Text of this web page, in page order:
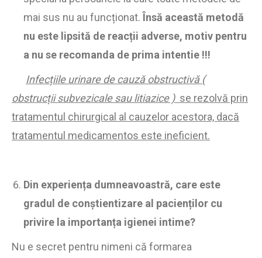
mai sus nu au funcționat.Însă această metodă
nu este lipsită de reacții adverse, motiv pentru
a nu se recomanda de prima intentie !!!
Infecțiile urinare de cauză obstructivă (
obstrucții subvezicale sau litiazice )se rezolvă prin
tratamentul chirurgical al cauzelor acestora, dacă
tratamentul medicamentos este ineficient.
Din experiența dumneavoastră, care este
gradul de conștientizare al pacienților cu
privire la importanța igienei intime?
Nu e secret pentru nimeni că formarea